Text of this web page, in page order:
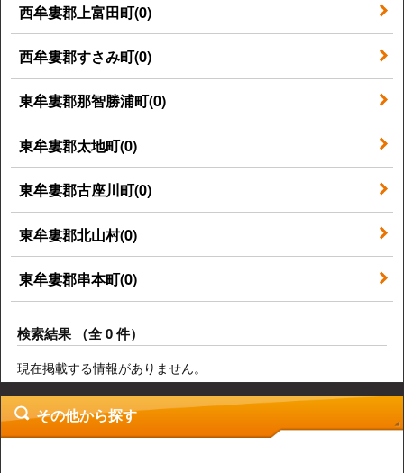
西牟婁郡上富田町(0)
西牟婁郡すさみ町(0)
東牟婁郡那智勝浦町(0)
東牟婁郡太地町(0)
東牟婁郡古座川町(0)
東牟婁郡北山村(0)
東牟婁郡串本町(0)
検索結果 （全 0 件）
現在掲載する情報がありません。
その他から探す